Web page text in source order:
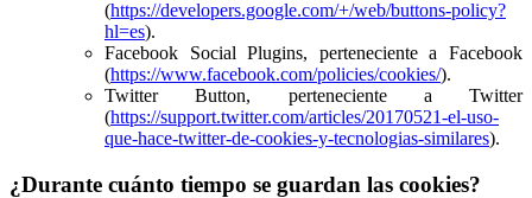
(https://developers.google.com/+/web/buttons-policy?
hl=es).
Facebook Social Plugins, perteneciente a Facebook
(https://www.facebook.com/policies/cookies/).
Twitter Button, perteneciente a Twitter
(https://support.twitter.com/articles/20170521-el-uso-
que-hace-twitter-de-cookies-y-tecnologias-similares).
¿Durante cuánto tiempo se guardan las cookies?